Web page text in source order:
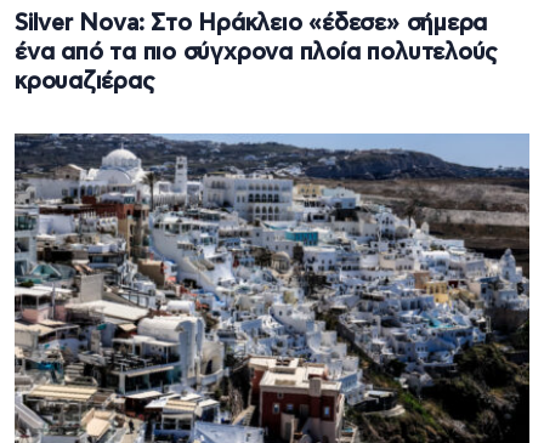
Silver Nova: Στο Ηράκλειο «έδεσε» σήμερα
ένα από τα πιο σύγχρονα πλοία πολυτελούς
κρουαζιέρας